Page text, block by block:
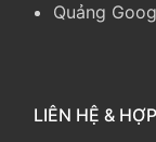
Quảng
LIÊN HỆ &